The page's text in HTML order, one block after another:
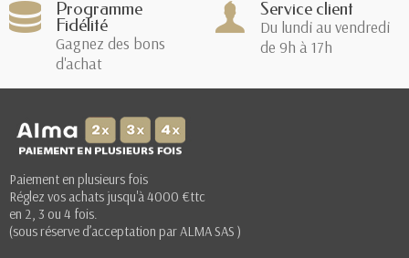
Programme
Fidélité
Gagnez des bons
d'achat
Service client
Du lundi au vendredi
de 9h à 17h
Paiement en plusieurs fois
Réglez vos achats jusqu'à 4000 €ttc
en 2, 3 ou 4 fois.
(sous réserve d’acceptation par ALMA SAS )